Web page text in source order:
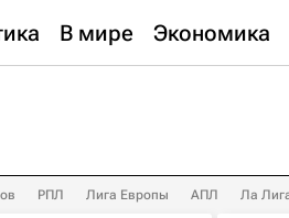
В мире Экономика
РПЛ Лига Европы АПЛ Ла